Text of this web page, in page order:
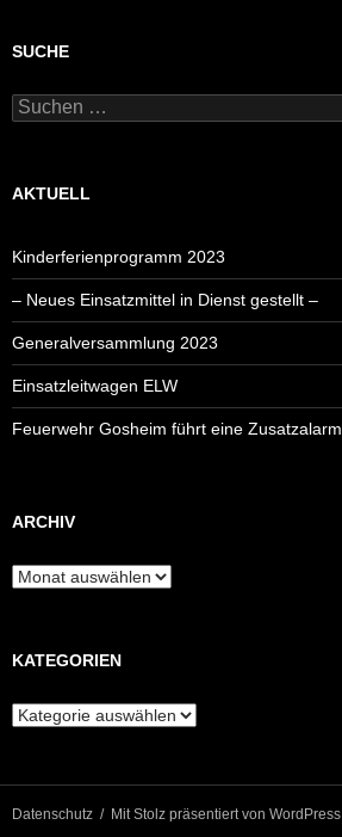
SUCHE
Suchen
nach:
AKTUELL
Kinderferienprogramm 2023
– Neues Einsatzmittel in Dienst gestellt –
Generalversammlung 2023
Einsatzleitwagen ELW
Feuerwehr Gosheim führt eine
ARCHIV
Archiv
KATEGORIEN
Kategorien
Datenschutz Mit Stolz präsentiert von WordPress